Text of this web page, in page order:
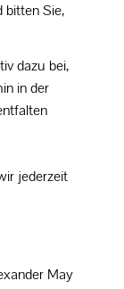
bitten Sie,
dazu bei,
in der
jederzeit
May